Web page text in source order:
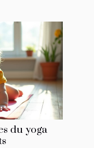
du yoga